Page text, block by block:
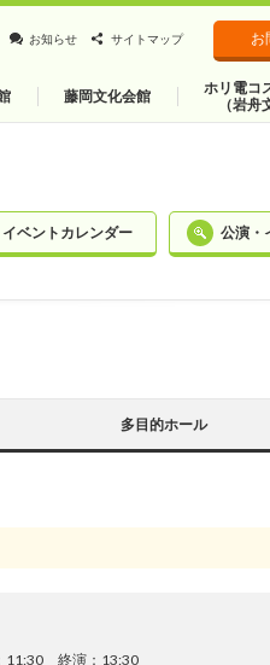
藤岡文化会館
ホリ電コ
（岩舟
お知らせ サイトマップ お
イベントカレンダー 公演・
多目的ホール
11:30 終演：13:30